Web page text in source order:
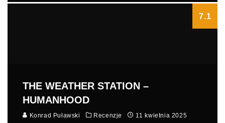
7.1
THE WEATHER STATION –
HUMANHOOD
Konrad Puławski Recenzje 11 kwietnia 2025